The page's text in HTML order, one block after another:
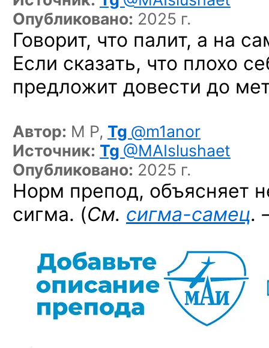
Опубликовано: 2025 г.
Говорит, что палит, а на
Если сказать, что плохо
предложит довести до
Автор: M P, Tg @m1anor
Источник: Tg @MAIslushaet
Опубликовано: 2025 г.
Норм препод, объясняет
сигма. (См. сигма-самец.